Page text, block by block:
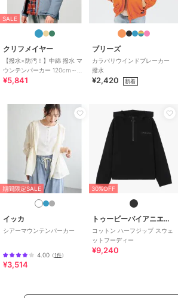
SALE
クリフメイヤー
【撥水×防汚！】中綿 撥水 マ
ウンテンパーカー 120cm～
170cm
¥5,841
ブリーズ
カラバリウインドブレーカー
撥水
¥2,420 新着
期間限定SALE
イッカ
シアーマウンテンパーカー
4.00 （1件）
¥3,514
30%OFF
トゥービーバイアニエスベー
コットン ハーフジップ スウェ
ットフーディー
¥9,240